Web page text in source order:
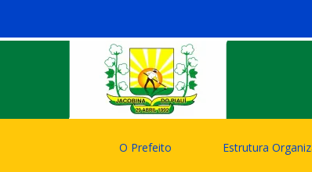
O Prefeito Estrutura